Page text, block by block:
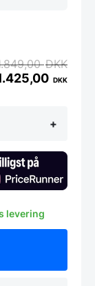
+
DKK
DKK
levering